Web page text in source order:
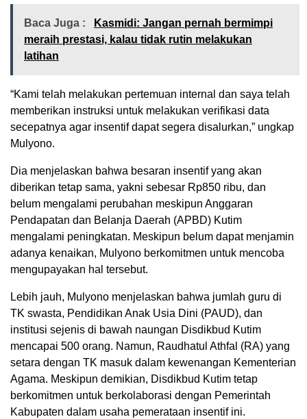
Baca Juga :
Kasmidi: Jangan pernah bermimpi
meraih prestasi, kalau tidak rutin melakukan
latihan
“Kami telah melakukan pertemuan internal dan saya telah
memberikan instruksi untuk melakukan verifikasi data
secepatnya agar insentif dapat segera disalurkan,” ungkap
Mulyono.
Dia menjelaskan bahwa besaran insentif yang akan
diberikan tetap sama, yakni sebesar Rp850 ribu, dan
belum mengalami perubahan meskipun Anggaran
Pendapatan dan Belanja Daerah (APBD) Kutim
mengalami peningkatan. Meskipun belum dapat menjamin
adanya kenaikan, Mulyono berkomitmen untuk mencoba
mengupayakan hal tersebut.
Lebih jauh, Mulyono menjelaskan bahwa jumlah guru di
TK swasta, Pendidikan Anak Usia Dini (PAUD), dan
institusi sejenis di bawah naungan Disdikbud Kutim
mencapai 500 orang. Namun, Raudhatul Athfal (RA) yang
setara dengan TK masuk dalam kewenangan Kementerian
Agama. Meskipun demikian, Disdikbud Kutim tetap
berkomitmen untuk berkolaborasi dengan Pemerintah
Kabupaten dalam usaha pemerataan insentif ini.